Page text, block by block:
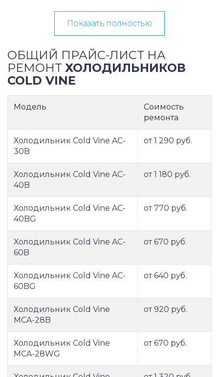
Показать полностью
ОБЩИЙ ПРАЙС-ЛИСТ НА
РЕМОНТ ХОЛОДИЛЬНИКОВ
COLD VINE
Модель
Соимость
ремонта
Холодильник Cold Vine AC-
30B
от 1 290 руб.
Холодильник Cold Vine AC-
40B
от 1 180 руб.
Холодильник Cold Vine AC-
40BG
от 770 руб.
Холодильник Cold Vine AC-
60B
от 670 руб.
Холодильник Cold Vine AC-
60BG
от 640 руб.
Холодильник Cold Vine
MCA-28B
от 920 руб.
Холодильник Cold Vine
MCA-28WG
от 670 руб.